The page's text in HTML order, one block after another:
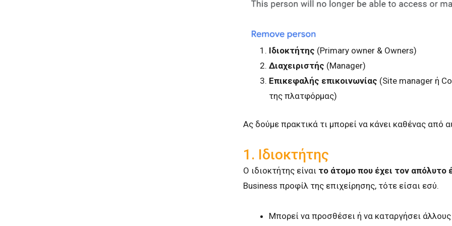
Ιδιοκτήτης (Primary owner & Owners)
Διαχειριστής (Manager)
Επικεφαλής επικοινωνίας (Site manager ή
της πλατφόρμας)
Ας δούμε πρακτικά τι μπορεί να κάνει καθένας από
1. Ιδιοκτήτης
Ο ιδιοκτήτης είναι το άτομο που έχει τον απόλυτο
Business προφίλ της επιχείρησης, τότε είσαι εσύ.
Μπορεί να προσθέσει ή να καταργήσει